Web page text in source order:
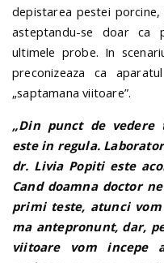
depistarea pestei
asteptandu-se doar ca
ultimele probe. In
preconizeaza ca
„saptamana viitoare”.
„Din punct de
este in regula.
dr. Livia Popiti este
Cand doamna doctor
primi teste, atunci
ma antepronunt, dar,
viitoare vom incepe